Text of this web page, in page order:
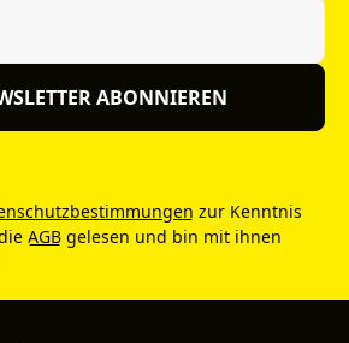
ABONNIEREN
zur Kenntnis
AGB gelesen und bin mit ihnen